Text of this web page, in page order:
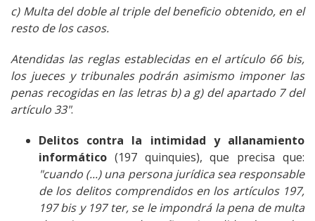
c) Multa del doble al triple del beneficio obtenido, en el
resto de los casos.
Atendidas las reglas establecidas en el artículo 66 bis,
los jueces y tribunales podrán asimismo imponer las
penas recogidas en las letras b) a g) del apartado 7 del
artículo 33".
Delitos contra la intimidad y allanamiento
informático (197 quinquies), que precisa que:
"cuando (...) una persona jurídica sea responsable
de los delitos comprendidos en los artículos 197,
197 bis y 197 ter, se le impondrá la pena de multa